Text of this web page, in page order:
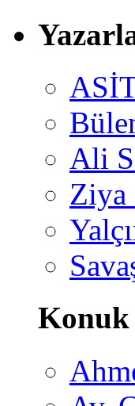
Ali
Ziya
Konuk